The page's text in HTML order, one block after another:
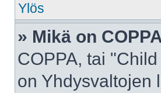
Ylös
» Mikä on
COPPA, tai
on Yhdysvaltojen